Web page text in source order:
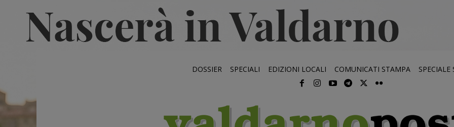
DOSSIER SPECIALI EDIZIONI LOCALI COMUNICATI STAMPA SPECIALE